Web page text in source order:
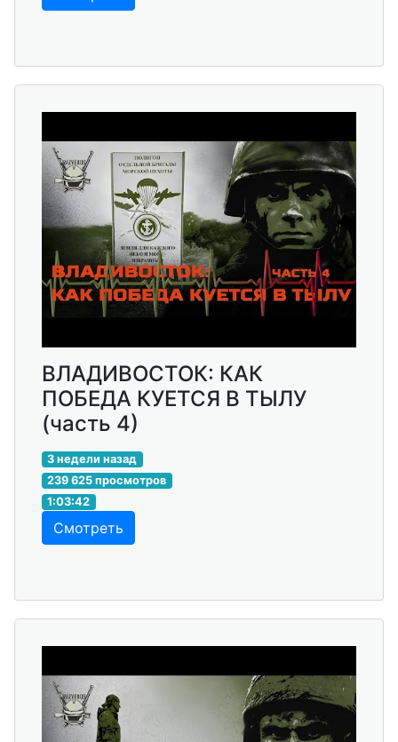
ВЛАДИВОСТОК: КАК
ПОБЕДА КУЕТСЯ В ТЫЛУ
(часть 4)
3 недели назад
239 625 просмотров
1:03:42
Смотреть